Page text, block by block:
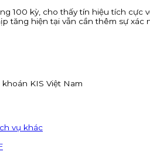
100 kỳ, cho thấy tín hiệu tích
tăng hiện tại vẫn cần thêm sự xác
KIS Việt Nam
vụ khác